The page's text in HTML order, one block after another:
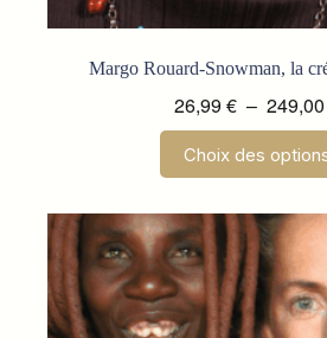
Margo Rouard-Snowman, la
26,99€ –
Choix desproduit
a
variations.
Les
options
peuvent
être
choisies